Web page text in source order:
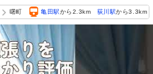
曙町 亀田駅から2.3km 荻川駅から3.3km